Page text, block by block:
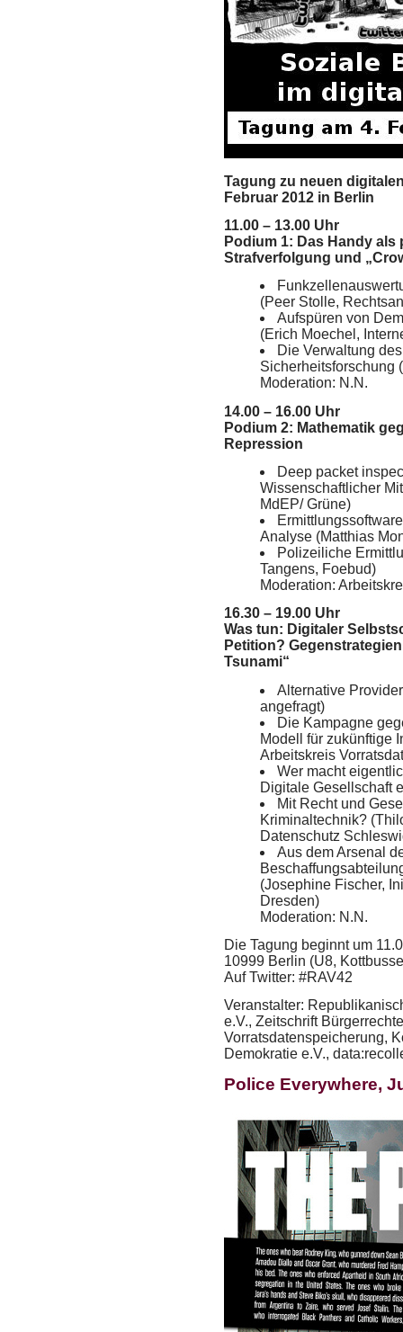
Tagung zu neuen
Februar 2012 in Berlin
11.00 – 13.00 Uhr
Podium 1: Das Handy
Strafverfolgung und
(Peer Stolle,
Aufspüren von
(Erich Moechel,
Die Verwaltung
Sicherheitsforschung
Moderation: N.N.
14.00 – 16.00 Uhr
Podium 2: Mathematik
Repression
Deep packet
Wissenschaftlicher
MdEP/ Grüne)
Analyse (Matthias
Polizeiliche
Tangens, Foebud)
Moderation:
16.30 – 19.00 Uhr
Was tun: Digitaler
Petition?
Tsunami“
Alternative
angefragt)
Die Kampagne
Modell für zukünftige
Arbeitskreis
Wer macht
Digitale Gesellschaft
Mit Recht und
Kriminaltechnik?
Datenschutz
Aus dem Arsenal
(Josephine Fischer,
Dresden)
Moderation: N.N.
Die Tagung beginnt um
10999 Berlin (U8,
Auf Twitter: #RAV42
Veranstalter:
e.V., Zeitschrift
Vorratsdatenspeicherung,
Demokratie e.V.,
Police Everywhere,